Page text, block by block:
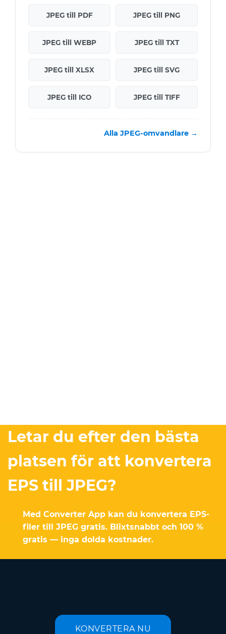
JPEG till PDF JPEG till PNG
JPEG till WEBP JPEG till TXT
JPEG till XLSX JPEG till SVG
JPEG till ICO JPEG till TIFF
Alla JPEG-omvandlare →
Letar du efter den bästa
platsen för att konvertera
EPS till JPEG?
Med Converter App kan du konvertera EPS-
filer till JPEG gratis. Blixtsnabbt och 100 %
gratis — inga dolda kostnader.
KONVERTERA NU